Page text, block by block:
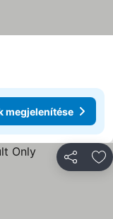
megjelenítése